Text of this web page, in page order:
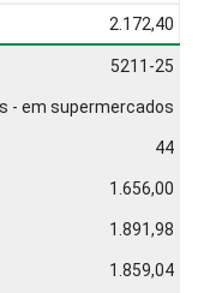
2.172,40
5211-25
- em supermercados
44
1.656,00
1.891,98
1.859,04